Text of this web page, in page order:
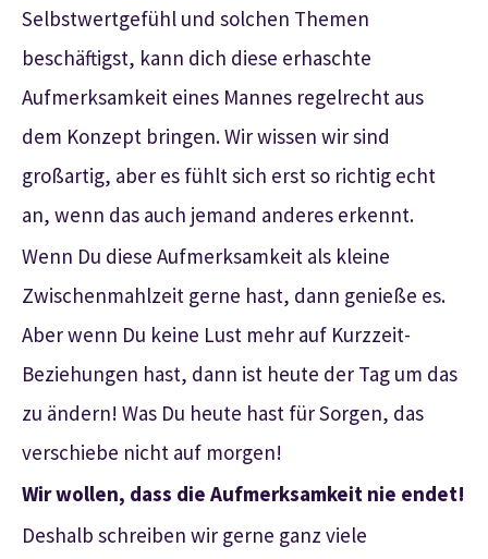
Selbstwertgefühl und solchen Themen
beschäftigst, kann dich diese erhaschte
Aufmerksamkeit eines Mannes regelrecht aus
dem Konzept bringen. Wir wissen wir sind
großartig, aber es fühlt sich erst so richtig echt
an, wenn das auch jemand anderes erkennt.
Wenn Du diese Aufmerksamkeit als kleine
Zwischenmahlzeit gerne hast, dann genieße es.
Aber wenn Du keine Lust mehr auf Kurzzeit-
Beziehungen hast, dann ist heute der Tag um das
zu ändern! Was Du heute hast für Sorgen, das
verschiebe nicht auf morgen!
Wir wollen, dass die Aufmerksamkeit nie endet!
Deshalb schreiben wir gerne ganz viele